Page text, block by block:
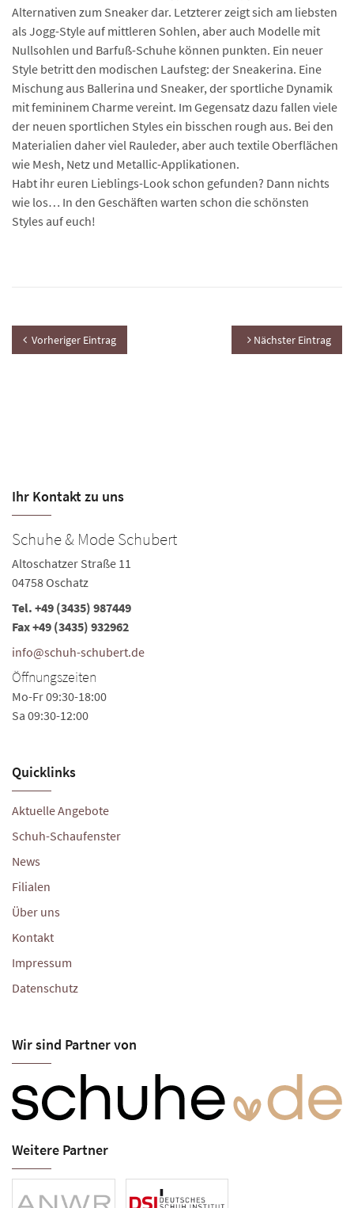
Alternativen zum Sneaker dar. Letzterer zeigt sich am liebsten
als Jogg-Style auf mittleren Sohlen, aber auch Modelle mit
Nullsohlen und Barfuß-Schuhe können punkten. Ein neuer
Style betritt den modischen Laufsteg: der Sneakerina. Eine
Mischung aus Ballerina und Sneaker, der sportliche Dynamik
mit femininem Charme vereint. Im Gegensatz dazu fallen viele
der neuen sportlichen Styles ein bisschen rough aus. Bei den
Materialien daher viel Rauleder, aber auch textile Oberflächen
wie Mesh, Netz und Metallic-Applikationen.
Habt ihr euren Lieblings-Look schon gefunden? Dann nichts
wie los… In den Geschäften warten schon die schönsten
Styles auf euch!
Vorheriger Eintrag Nächster Eintrag
Ihr Kontakt zu uns
Schuhe & Mode Schubert
Altoschatzer Straße 11
04758 Oschatz
Tel. +49 (3435) 987449
Fax +49 (3435) 932962
info@schuh-schubert.de
Öffnungszeiten
Mo-Fr 09:30-18:00
Sa 09:30-12:00
Quicklinks
Aktuelle Angebote
Schuh-Schaufenster
News
Filialen
Über uns
Kontakt
Impressum
Datenschutz
Wir sind Partner von
Weitere Partner